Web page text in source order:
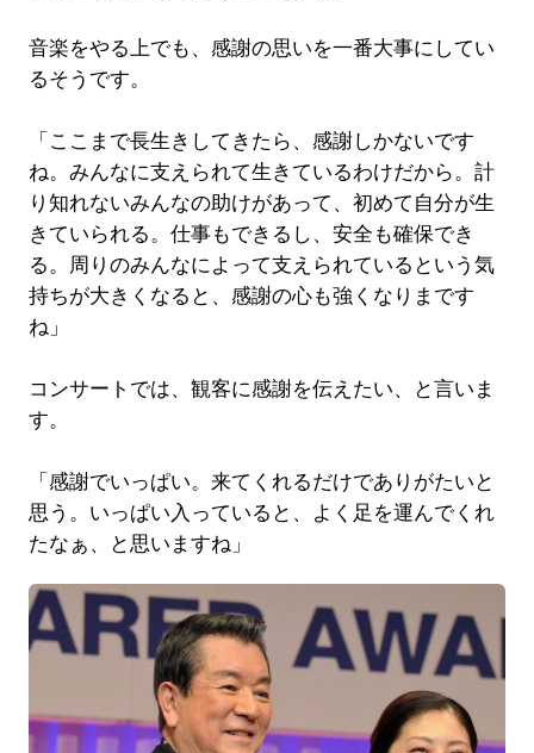
音楽をやる上でも、感謝の思いを一番大事にしてい
るそうです。
「ここまで長生きしてきたら、感謝しかないです
ね。みんなに支えられて生きているわけだから。計
り知れないみんなの助けがあって、初めて自分が生
きていられる。仕事もできるし、安全も確保でき
る。周りのみんなによって支えられているという気
持ちが大きくなると、感謝の心も強くなりまです
ね」
コンサートでは、観客に感謝を伝えたい、と言いま
す。
「感謝でいっぱい。来てくれるだけでありがたいと
思う。いっぱい入っていると、よく足を運んでくれ
たなぁ、と思いますね」